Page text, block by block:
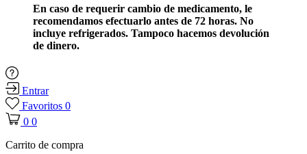
En caso de requerir cambio de medicamento, le
recomendamos efectuarlo antes de 72 horas. No
incluye refrigerados. Tampoco hacemos devolución
de dinero.
Entrar
Favoritos 0
0 0
Carrito de compra